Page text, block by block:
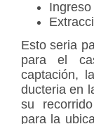
Esto seria
para el
captación,
ducteria en
su
para la